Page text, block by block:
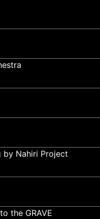
by Nahiri Project
the GRAVE